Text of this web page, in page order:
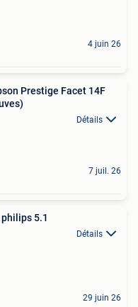
4 juin 26
Prestige Facet 14F
Détails
7 juil. 26
5.1
Détails
29 juin 26